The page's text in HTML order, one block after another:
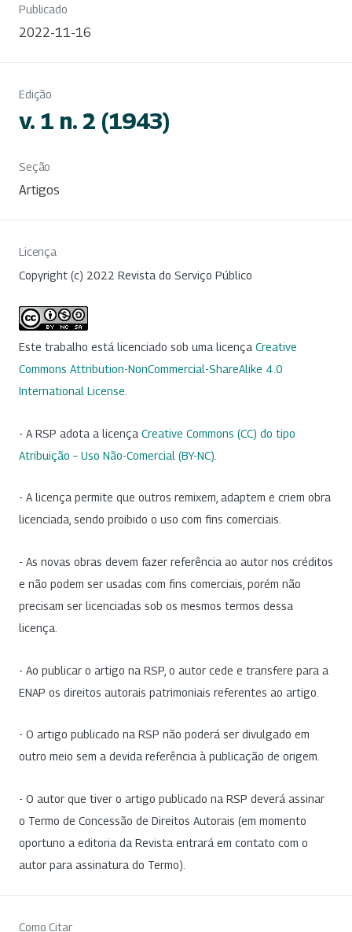
Publicado
2022-11-16
Edição
v. 1 n. 2 (1943)
Seção
Artigos
Licença
Copyright (c) 2022 Revista do Serviço Público
Este trabalho está licenciado sob uma licença Creative
Commons Attribution-NonCommercial-ShareAlike 4.0
International License
- A RSP adota a licença Creative Commons (CC) do tipo
Atribuição – Uso Não-Comercial (BY-NC)
- A licença permite que outros remixem, adaptem e criem obra
licenciada, sendo proibido o uso com fins comerciais.
- As novas obras devem fazer referência ao autor nos créditos
e não podem ser usadas com fins comerciais, porém não
precisam ser licenciadas sob os mesmos termos dessa
licença.
- Ao publicar o artigo na RSP, o autor cede e transfere para a
ENAP os direitos autorais patrimoniais referentes ao artigo.
- O artigo publicado na RSP não poderá ser divulgado em
outro meio sem a devida referência à publicação de origem.
- O autor que tiver o artigo publicado na RSP deverá assinar
o Termo de Concessão de Direitos Autorais (em momento
oportuno a editoria da Revista entrará em contato com o
autor para assinatura do Termo).
Como Citar